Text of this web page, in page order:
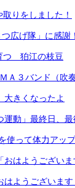
りをしました！
広げ隊」に感謝！
つ 狛江の枝豆
３バンド（吹奏
きくなったよ
動」最終日、最
って体力アッ
はようございま
ようございます